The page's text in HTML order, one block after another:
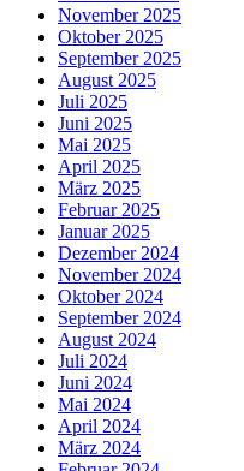
November 2025
Oktober 2025
September 2025
August 2025
Juli 2025
Juni 2025
Mai 2025
April 2025
März 2025
Februar 2025
Januar 2025
Dezember 2024
November 2024
Oktober 2024
September 2024
August 2024
Juli 2024
Juni 2024
Mai 2024
April 2024
März 2024